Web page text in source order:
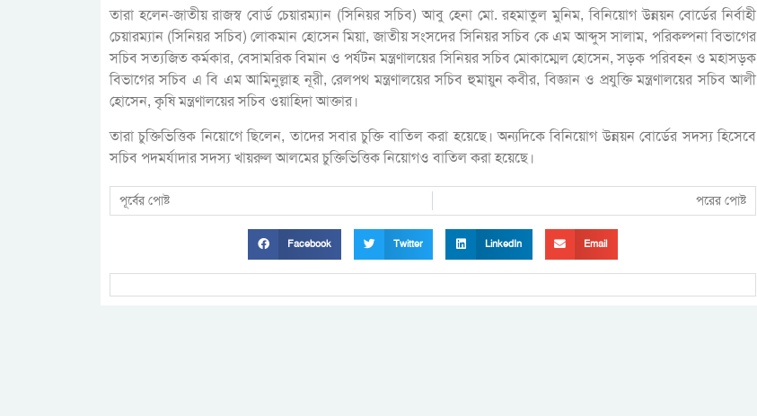
তারা হলেন-জাতীয় রাজস্ব বোর্ড চেয়ারম্যান (সিনিয়র সচিব) আবু হেনা মো. রহমাতুল মুনিম, বিনিয়োগ উন্নয়ন বোর্ডের নির্বাহী
চেয়ারম্যান (সিনিয়র সচিব) লোকমান হোসেন মিয়া, জাতীয় সংসদের সিনিয়র সচিব কে এম আব্দুস সালাম, পরিকল্পনা বিভাগের
সচিব সত্যজিত কর্মকার, বেসামরিক বিমান ও পর্যটন মন্ত্রণালয়ের সিনিয়র সচিব মোকাম্মেল হোসেন, সড়ক পরিবহন ও মহাসড়ক
বিভাগের সচিব এ বি এম আমিনুল্লাহ নূরী, রেলপথ মন্ত্রণালয়ের সচিব হুমায়ুন কবীর, বিজ্ঞান ও প্রযুক্তি মন্ত্রণালয়ের সচিব আলী
হোসেন, কৃষি মন্ত্রণালয়ের সচিব ওয়াহিদা আক্তার।
তারা চুক্তিভিত্তিক নিয়োগে ছিলেন, তাদের সবার চুক্তি বাতিল করা হয়েছে। অন্যদিকে বিনিয়োগ উন্নয়ন বোর্ডের সদস্য হিসেবে
সচিব পদমর্যাদার সদস্য খায়রুল আলমের চুক্তিভিত্তিক নিয়োগও বাতিল করা হয়েছে।
পূর্বের পোষ্ট পরের পোষ্ট
Facebook Twitter LinkedIn Email